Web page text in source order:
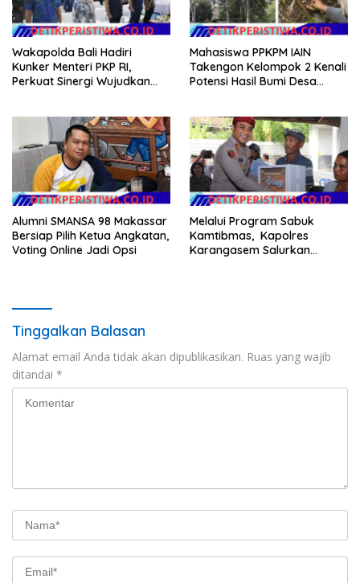
Wakapolda Bali Hadiri
Kunker Menteri PKP RI,
Perkuat Sinergi Wujudkan
Mahasiswa PPKPM IAIN
Takengon Kelompok 2 Kenali
Potensi Hasil Bumi Desa
Alumni SMANSA 98 Makassar
Bersiap Pilih Ketua Angkatan,
Voting Online Jadi Opsi
Melalui Program Sabuk
Kamtibmas, Kapolres
Karangasem Salurkan
Tinggalkan Balasan
Alamat email Anda tidak akan dipublikasikan. Ruas yang wajib
ditandai *